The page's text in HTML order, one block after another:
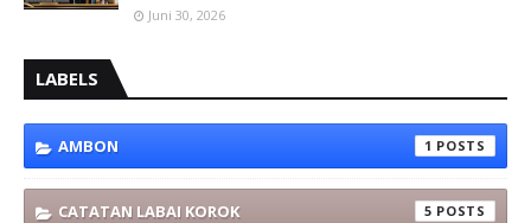
Juni 30, 2026
LABELS
AMBON 1
CATATAN LABAI KOROK 5